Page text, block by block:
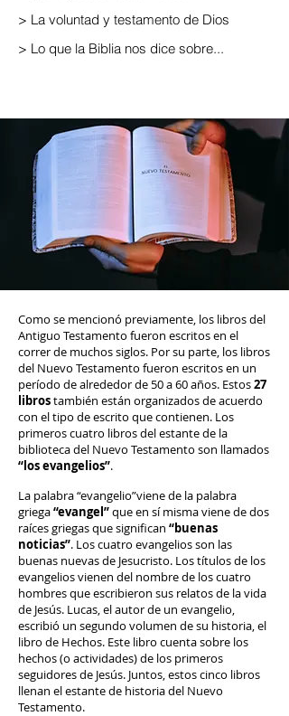
> La voluntad y testamento de Dios
> Lo que la Biblia nos dice sobre...
Como se mencionó previamente, los libros del
Antiguo Testamento fueron escritos en el
correr de muchos siglos. Por su parte, los libros
del Nuevo Testamento fueron escritos en un
período de alrededor de 50 a 60 años. Estos27
librostambién están organizados de acuerdo
con el tipo de escrito que contienen. Los
primeros cuatro libros del estante de la
biblioteca del Nuevo Testamento son llamados
“los evangelios”.
La palabra “evangelio”viene de la palabra
griega“evangel”que en sí misma viene de dos
raíces griegas que significan “buenas
noticias”. Los cuatro evangelios son las
buenas nuevas de Jesucristo. Los títulos de los
evangelios vienen del nombre de los cuatro
hombres que escribieron sus relatos de la vida
de Jesús. Lucas, el autor de un evangelio,
escribió un segundo volumen de su historia, el
libro de Hechos. Este libro cuenta sobre los
hechos (o actividades) de los primeros
seguidores de Jesús. Juntos, estos cinco libros
llenan el estante de historia del Nuevo
Testamento.